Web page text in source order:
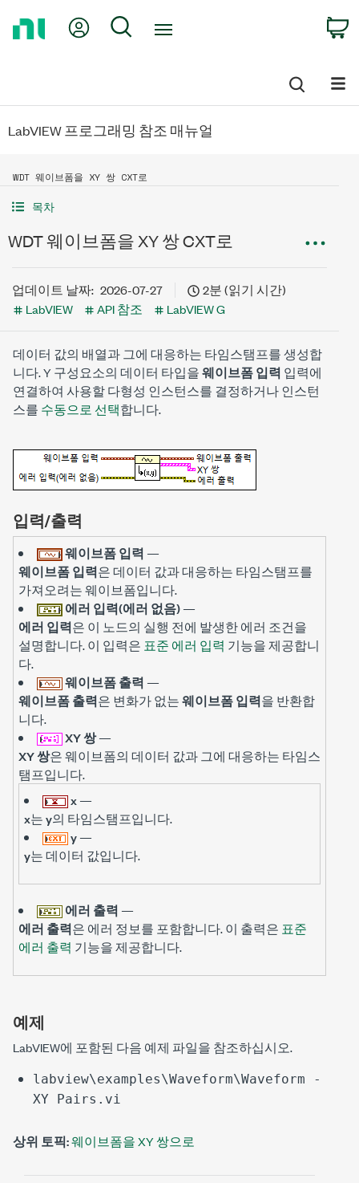
My Account
Search
LabVIEW 프로그래밍 참조 매뉴얼
WDT 웨이브폼을 XY 쌍 CXT로
목차
WDT 웨이브폼을 XY 쌍 CXT로
업데이트 날짜: 2026-07-27
2분 (읽기 시간)
LabVIEW
API 참조 LabVIEW G
데이터 값의 배열과 그에 대응하는 타임스탬프를 생성합
니다. Y 구성요소의 데이터 타입을웨이브폼 입력 입력에
연결하여 사용할 다형성 인스턴스를 결정하거나 인스턴
스를 수동으로 선택합니다.
입력/출력
웨이브폼 입력 —
웨이브폼 입력은 데이터 값과 대응하는 타임스탬프를
가져오려는 웨이브폼입니다.
에러 입력(에러 없음)—
에러 입력은 이 노드의 실행 전에 발생한 에러 조건을
설명합니다. 이 입력은 표준 에러 입력 기능을 제공합니
다.
웨이브폼 출력 —
웨이브폼 출력은 변화가 없는웨이브폼 입력을 반환합
니다.
XY 쌍—
XY 쌍은 웨이브폼의 데이터 값과 그에 대응하는 타임스
탬프입니다.
x—
x는y의 타임스탬프입니다.
y—
y는 데이터 값입니다.
에러 출력 —
에러 출력은 에러 정보를 포함합니다. 이 출력은 표준
에러 출력 기능을 제공합니다.
예제
LabVIEW에 포함된 다음 예제 파일을 참조하십시오.
labview\examples\Waveform\Waveform -
XY Pairs.vi
상위 토픽:웨이브폼을 XY 쌍으로